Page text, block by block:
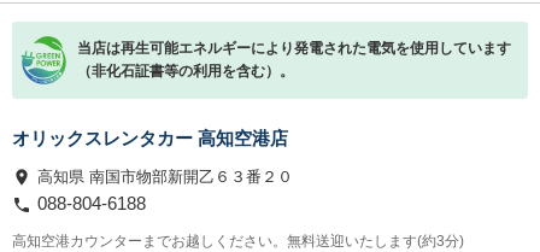
当店は再生可能エネルギーにより発電された電気を使用しています
（非化石証書等の利用を含む）。
オリックスレンタカー 高知空港店
高知県 南国市物部新開乙６３番２０
088-804-6188
高知空港カウンターまでお越しください。無料送迎いたします(約3分)